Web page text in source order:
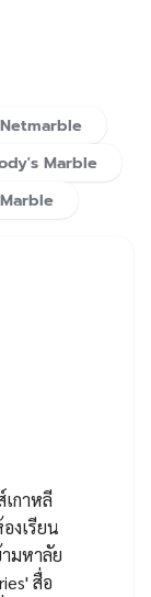
Netmarble
Marble
กาหลี
งเรียน
มหาลัย
สื่อ